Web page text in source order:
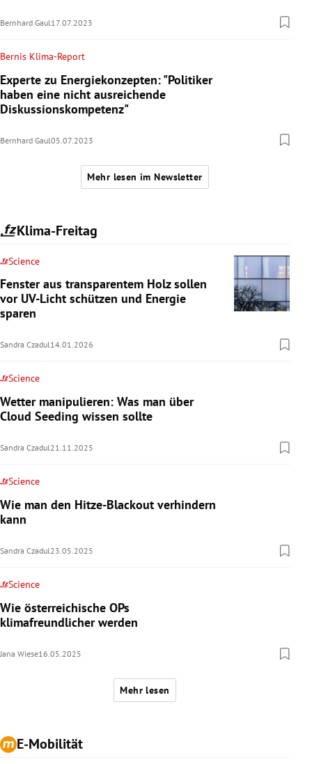
Bernhard Gaul 17.07.2023
Bernis Klima-Report
Experte zu Energiekonzepten: "Politiker
haben eine nicht ausreichende
Diskussionskompetenz"
Bernhard Gaul05.07.2023
Mehr lesen im Newsletter
Klima-Freitag
Science
Fenster aus transparentem Holz sollen
vor UV-Licht schützen und Energie
sparen
Sandra Czadul14.01.2026
Science
Wetter manipulieren: Was man über
Cloud Seeding wissen sollte
Sandra Czadul21.11.2025
Science
Wie man den Hitze-Blackout verhindern
kann
Sandra Czadul23.05.2025
Science
Wie österreichische OPs
klimafreundlicher werden
Jana Wiese16.05.2025
Mehr lesen
E-Mobilität